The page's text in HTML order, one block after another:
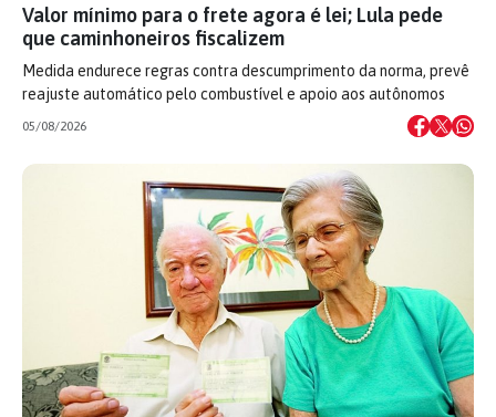
Valor mínimo para o frete agora é lei; Lula pede
que caminhoneiros fiscalizem
Medida endurece regras contra descumprimento da norma, prevê
reajuste automático pelo combustível e apoio aos autônomos
05/08/2026